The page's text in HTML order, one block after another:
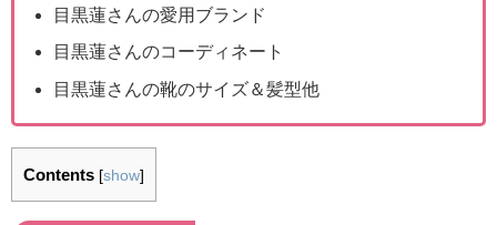
目黒蓮さんの愛用ブランド
目黒蓮さんのコーディネート
目黒蓮さんの靴のサイズ＆髪型他
Contents [show]